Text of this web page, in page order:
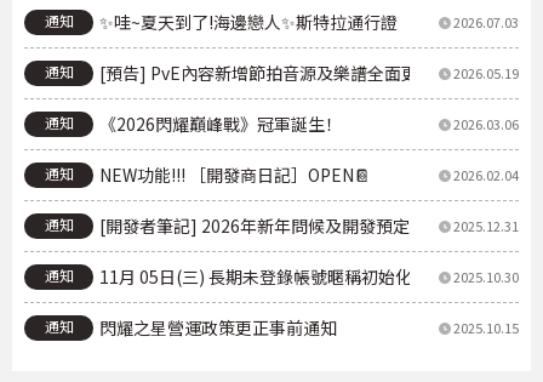
通知 ✨哇~夏天到了!海邊戀人✨斯特拉通行證 2026.07.03
通知 [預告] PvE內容新增節拍音源及樂譜全面更新指南2026.05.19
通知 《2026閃耀巔峰戰》冠軍誕生！ 2026.03.06
通知 NEW功能!!! ［開發商日記］OPEN📔 2026.02.04
通知 [開發者筆記] 2026年新年問候及開發預定事項通知2025.12.31
通知 11月 05日(三) 長期未登錄帳號暱稱初始化追加進行事前通
2025.10.30
通知 閃耀之星營運政策更正事前通知 2025.10.15